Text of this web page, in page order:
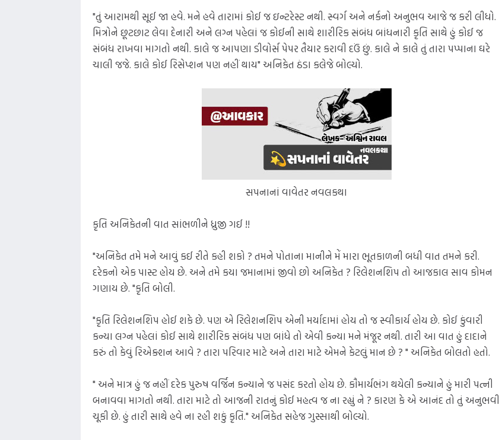
"તું આરામથી સૂઈ જા હવે. મને હવે તારામાં કોઈ જ ઇન્ટરેસ્ટ નથી. સ્વર્ગ અને નર્કનો અનુભવ આજે જ કરી લીધો.
મિત્રોને છૂટછાટ લેવા દેનારી અને લગ્ન પહેલાં જ કોઈની સાથે શારીરિક સંબંધ બાંધનારી કૃતિ સાથે હું કોઈ જ
સંબંધ રાખવા માગતો નથી. કાલે જ આપણા ડીવોર્સ પેપર તૈયાર કરાવી દઉં છું. કાલે ને કાલે તું તારા પપ્પાના ઘરે
ચાલી જજે. કાલે કોઈ રિસેપ્શન પણ નહીં થાય" અનિકેત ઠંડા કલેજે બોલ્યો.
સપનાનાં વાવેતર નવલકથા
કૃતિ અનિકેતની વાત સાંભળીને ધ્રુજી ગઈ !!
"અનિકેત તમે મને આવું કઈ રીતે કહી શકો ? તમને પોતાના માનીને મેં મારા ભૂતકાળની બધી વાત તમને કરી.
દરેકનો એક પાસ્ટ હોય છે. અને તમે કયા જમાનામાં જીવો છો અનિકેત ? રિલેશનશિપ તો આજકાલ સાવ કોમન
ગણાય છે. "કૃતિ બોલી.
"કૃતિ રિલેશનશિપ હોઈ શકે છે. પણ એ રિલેશનશિપ એની મર્યાદામાં હોય તો જ સ્વીકાર્ય હોય છે. કોઈ કુંવારી
કન્યા લગ્ન પહેલાં કોઈ સાથે શારીરિક સંબંધ પણ બાંધે તો એવી કન્યા મને મંજૂર નથી. તારી આ વાત હું દાદાને
કરું તો કેવું રિએક્શન આવે ? તારા પરિવાર માટે અને તારા માટે એમને કેટલું માન છે ? " અનિકેત બોલતો હતો.
" અને માત્ર હું જ નહીં દરેક પુરુષ વર્જિન કન્યાને જ પસંદ કરતો હોય છે. કૌમાર્યભંગ થયેલી કન્યાને હું મારી પત્ની
બનાવવા માગતો નથી. તારા માટે તો આજની રાતનું કોઈ મહત્વ જ ના રહ્યું ને ? કારણ કે એ આનંદ તો તું અનુભવી
ચૂકી છે. હું તારી સાથે હવે ના રહી શકું કૃતિ." અનિકેત સહેજ ગુસ્સાથી બોલ્યો.